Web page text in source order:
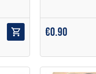
€0.90